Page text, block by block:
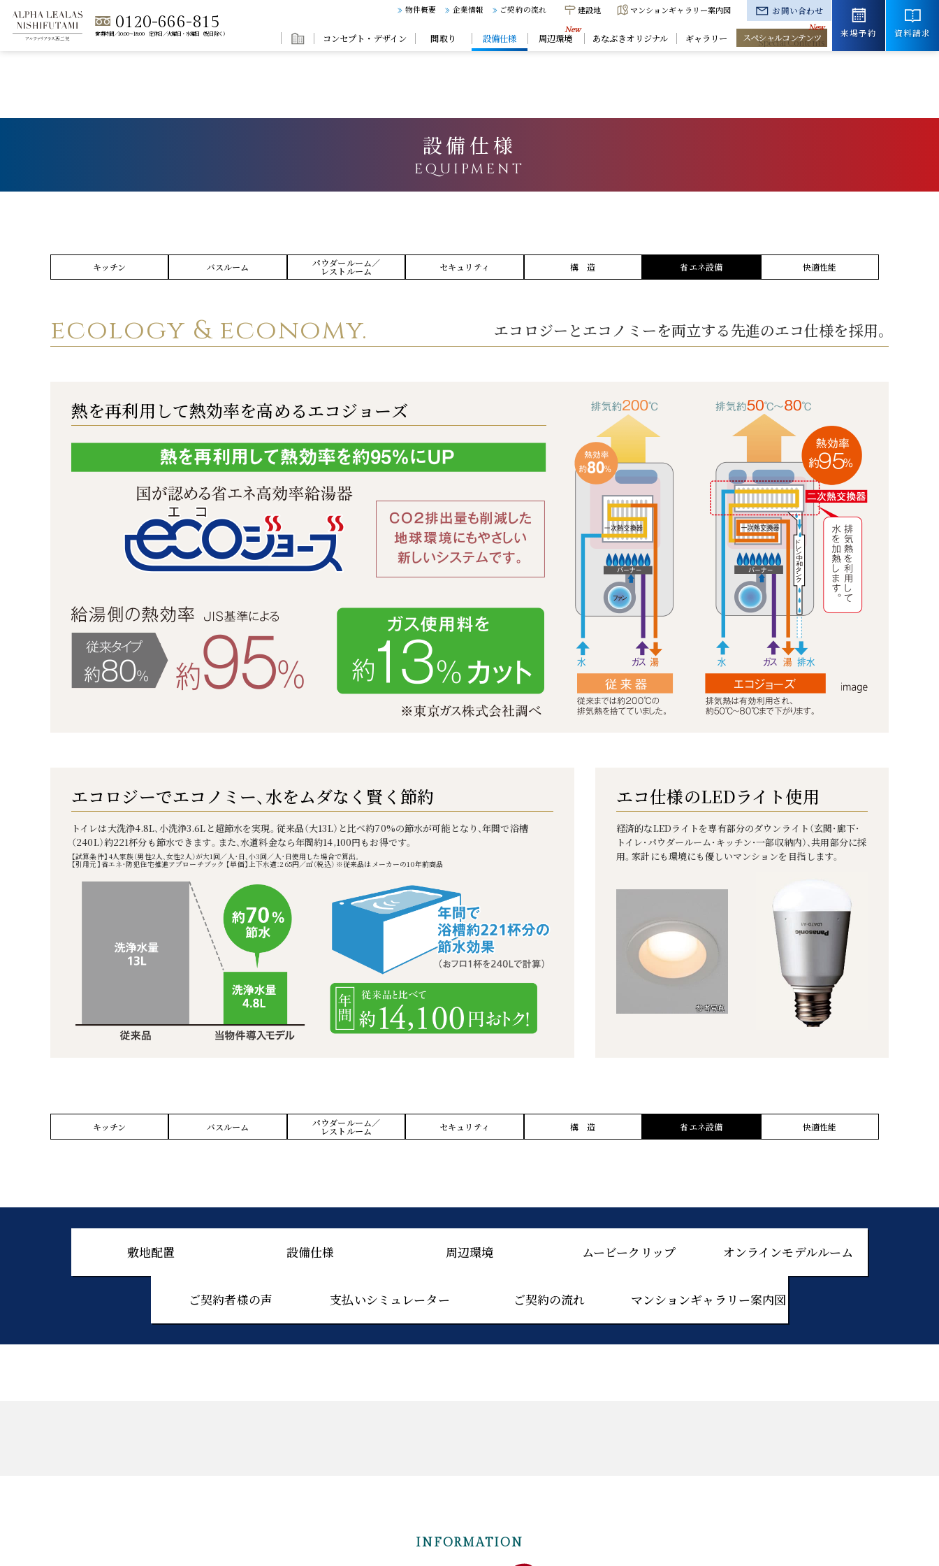
0120-666-815
営業時間／10:00～18:00 定休日／火曜日・水曜日（祝日除く）
物件概要 企業情報 ご契約の流れ 建設地 マンションギャラリー案内図
お問い合わせ
来場予約
資料請求
コンセプト・デザイン 間取り 設備仕様 周辺環境 あなぶきオリジナル ギャラリー スペシャルコンテンツ
設備仕様
EQUIPMENT
キッチン バスルーム パウダールーム／
レストルーム セキュリティ 構 造 省エネ設備 快適性能
ecology & economy. エコロジーとエコノミーを両立する先進のエコ仕様を採用。
熱を再利用して熱効率を高めるエコジョーズ
エコロジーでエコノミー、 水をムダなく賢く節約
トイレは大洗浄4.8L、小洗浄3.6Lと超節水を実現。従来品（大13L）と比べ約70%の節水が可能となり、年間で浴槽
（240L）約221杯分も節水できます。また、水道料金なら年間約14,100円もお得です。
【試算条件】4人家族（男性2人、女性2人）が大1回／人・日、小3回／人・日使用した場合で算出。
【引用元】省エネ・防犯住宅推進アプローチブック 【単価】上下水道：265円／㎥（税込） ※従来品はメーカーの10年前商品
エコ仕様のLEDライト使用
経済的なLEDライトを専有部分のダウンライト（玄関・廊下・
トイレ・パウダールーム・キッチン・一部収納内）、共用部分に採
用。家計にも環境にも優しいマンションを目指します。
キッチン バスルーム パウダールーム／
レストルーム セキュリティ 構 造 省エネ設備 快適性能
敷地配置 設備仕様 周辺環境 ムービークリップ オンラインモデルルーム
ご契約者様の声 支払いシミュレーター ご契約の流れ マンションギャラリー案内図
INFORMATION